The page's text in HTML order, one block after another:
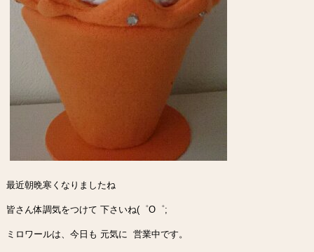
最近朝晩寒くなりましたね
皆さん体調気をつけて 下さいね(゜O゜;
ミロワールは、今日も 元気に 営業中です。